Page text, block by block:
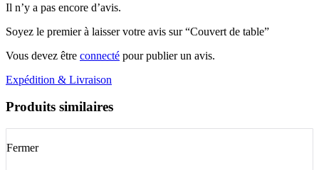
Il n’y a pas encore d’avis.
Soyez le premier à laisser votre avis sur “Couvert de table”
Vous devez être connecté pour publier un avis.
Expédition & Livraison
Produits similaires
Fermer